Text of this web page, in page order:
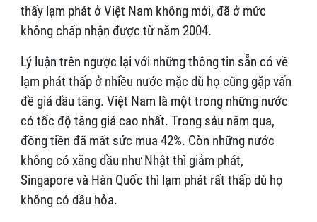
thấy lạm phát ở Việt Nam không mới, đã ở mức
không chấp nhận được từ năm 2004.
Lý luận trên ngược lại với những thông tin sẵn có về
lạm phát thấp ở nhiều nước mặc dù họ cũng gặp vấn
đề giá dầu tăng. Việt Nam là một trong những nước
có tốc độ tăng giá cao nhất. Trong sáu năm qua,
đồng tiền đã mất sức mua 42%. Còn những nước
không có xăng dầu như Nhật thì giảm phát,
Singapore và Hàn Quốc thì lạm phát rất thấp dù họ
không có dầu hỏa.